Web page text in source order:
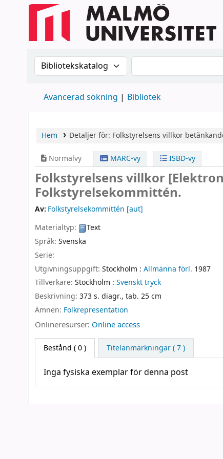
Sök i katalogen efter:Sök i katalogen
Avancerad sökning Bibliotek
Hem Detaljer för: Folkstyrelsens villkor
Normalvy MARC-vy ISBD-vy
Folkstyrelsens villkor
Folkstyrelsekommittén.
Av: Folkstyrelsekommittén [aut]
Materialtyp:
Text
Språk: Svenska
Serie:
Utgivningsuppgift: Stockholm : Allmänna förl. 1987
Tillverkare: Stockholm : Svenskt tryck
Beskrivning: 373 s. diagr., tab. 25 cm
Ämnen: Folkrepresentation
Onlineresurser: Online access
Bestånd ( 0 ) Titelanmärkningar ( 7 )
Inga fysiska exemplar för denna post